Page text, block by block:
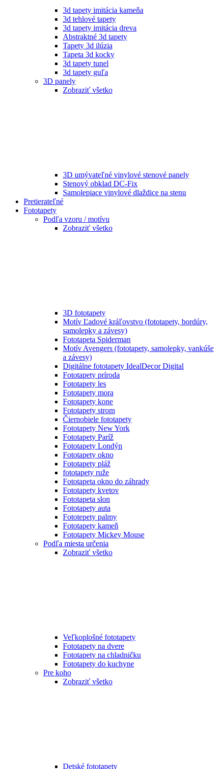
3d tapety imitácia kameňa
3d tehlové tapety
3d tapety imitácia dreva
Abstraktné 3d tapety
Tapety 3d ilúzia
Tapeta 3d kocky
3d tapety tunel
3d tapety guľa
3D panely
Zobraziť všetko
3D umývateľné vinylové stenové panely
Stenový obklad DC-Fix
Samolepiace vinylové dlaždice na stenu
Pretierateľné
Fototapety
Podľa vzoru / motívu
Zobraziť všetko
3D fototapety
Motív Ľadové kráľovstvo (fototapety, bordúry,
samolepky a závesy)
Fototapeta Spiderman
Motív Avengers (fototapety, samolepky, vankúše
a závesy)
Digitálne fototapety IdealDecor Digital
Fototapety príroda
Fototapety les
Fototapety mora
Fototapety kone
Fototapety strom
Čiernobiele fototapety
Fototapety New York
Fototapety Paríž
Fototapety Londýn
Fototapety okno
Fototapety pláž
fototapety ruže
Fototapeta okno do záhrady
Fototapety kvetov
Fototapeta slon
Fototapety auta
Fototepety palmy
Fototapety kameň
Fototapety Mickey Mouse
Podľa miesta určenia
Zobraziť všetko
Veľkoplošné fototapety
Fototapety na dvere
Fototapety na chladničku
Fototapety do kuchyne
Pre koho
Zobraziť všetko
Detské fototapety